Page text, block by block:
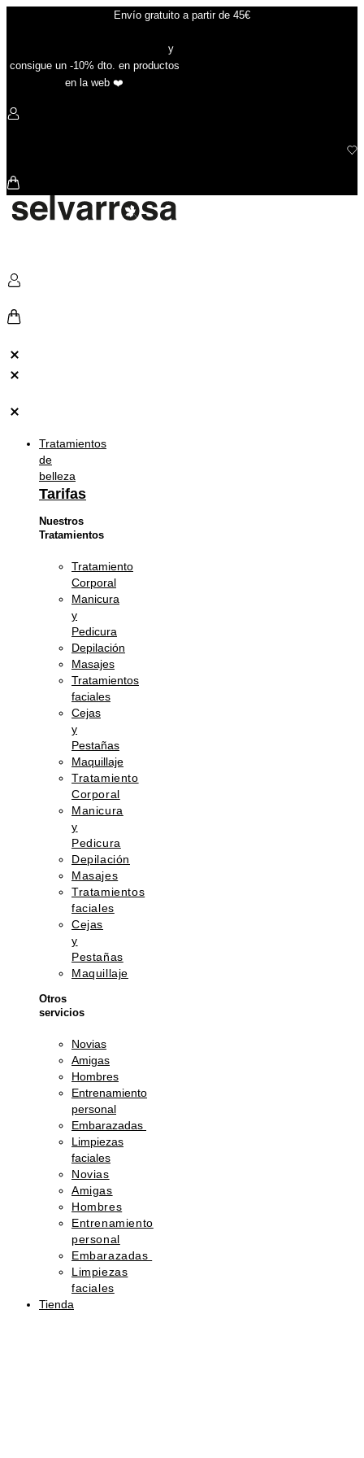
Envío gratuito a partir de 45€
y
consigue un -10% dto. en productos
en la web ❤️
Tratamientos
de
belleza
Tarifas
Nuestros
Tratamientos
Tratamiento
Corporal
Manicura
y
Pedicura
Depilación
Masajes
Tratamientos
faciales
Cejas
y
Pestañas
Maquillaje
Tratamiento
Corporal
Manicura
y
Pedicura
Depilación
Masajes
Tratamientos
faciales
Cejas
y
Pestañas
Maquillaje
Otros
servicios
Novias
Amigas
Hombres
Entrenamiento
personal
Embarazadas
Limpiezas
faciales
Novias
Amigas
Hombres
Entrenamiento
personal
Embarazadas
Limpiezas
faciales
Tienda